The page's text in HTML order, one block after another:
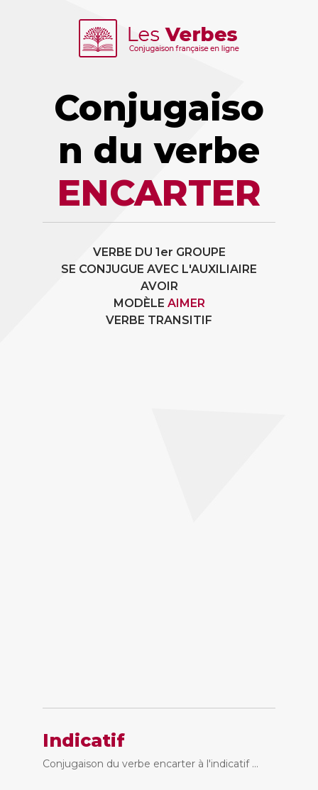
Conjugaiso
n du verbe
ENCARTER
VERBE DU 1er GROUPE
SE CONJUGUE AVEC L'AUXILIAIRE
AVOIR
MODÈLE AIMER
VERBE TRANSITIF
Indicatif
Conjugaison du verbe encarter à l'indicatif ...